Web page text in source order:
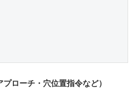
ローチ・穴位置指令など）